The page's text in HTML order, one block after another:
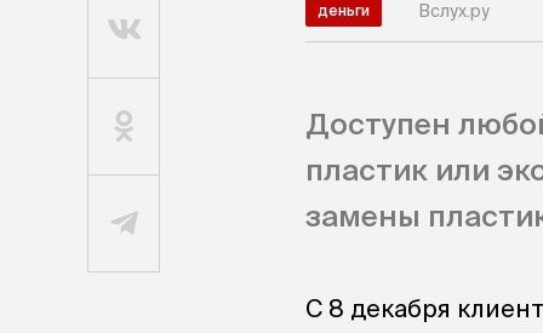
деньги Вслух.ру
Доступен
пластик или
замены
С 8 декабря